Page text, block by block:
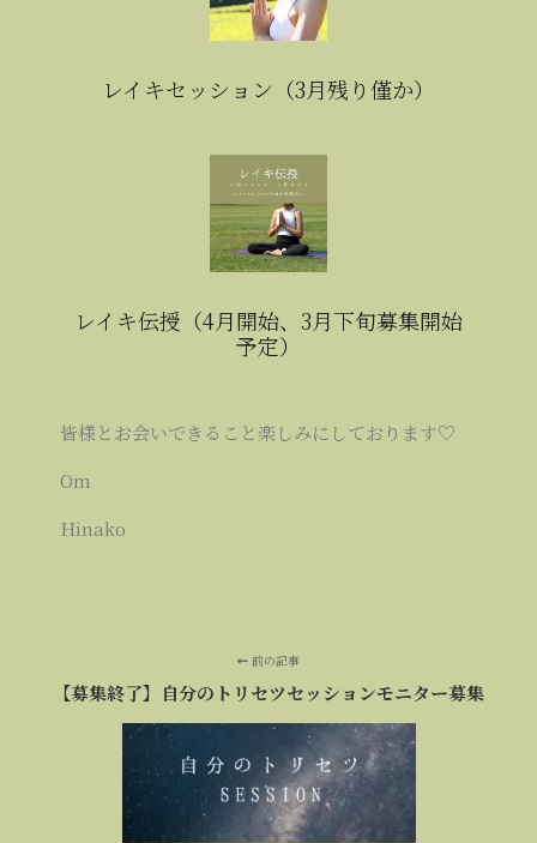
レイキセッション（3月残り僅か）
レイキ伝授（4月開始、3月下旬募集開始
予定）
皆様とお会いできること楽しみにしております♡
Om
Hinako
前の記事
【募集終了】自分のトリセツセッションモニター募集